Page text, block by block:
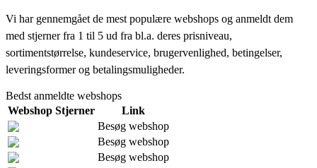
Vi har gennemgået de mest populære webshops og anmeldt dem
med stjerner fra 1 til 5 ud fra bl.a. deres prisniveau,
sortimentstørrelse, kundeservice, brugervenlighed, betingelser,
leveringsformer og betalingsmuligheder.
Bedst anmeldte webshops
Webshop Stjerner
Link
Besøg webshop
Besøg webshop
Besøg webshop